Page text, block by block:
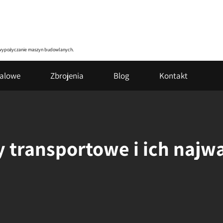
maszyn budowlanych.
Zbrojenia Blog Kontakt
transportowe i ich